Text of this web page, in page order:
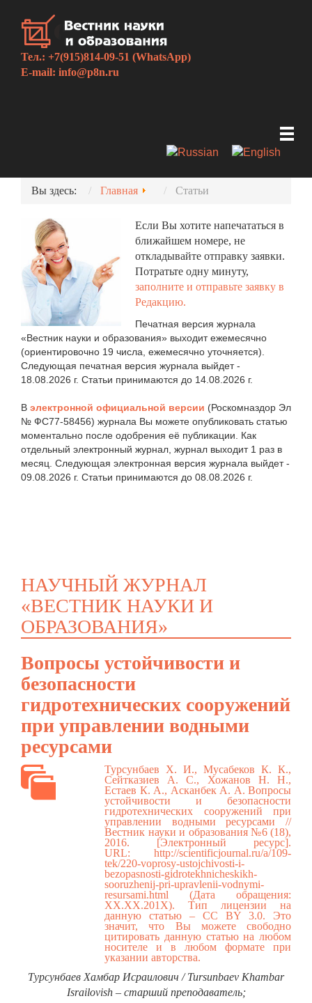
Тел.: +7(915)814-09-51 (WhatsApp)
E-mail: info@p8n.ru
Вы здесь: Главная Статьи
Если Вы хотите напечататься в
ближайшем номере, не
откладывайте отправку заявки.
Потратьте одну минуту,
заполните и отправьте заявку в
Редакцию.
Печатная версия журнала
«Вестник науки и образования» выходит ежемесячно
(ориентировочно 19 числа, ежемесячно уточняется).
Следующая печатная версия журнала выйдет -
18.08.2026 г. Статьи принимаются до 14.08.2026 г.
В электронной официальной версии (Роскомназдор Эл
№ ФС77-58456) журнала Вы можете опубликовать статью
моментально после одобрения её публикации. Как
отдельный электронный журнал, журнал выходит 1 раз в
месяц. Следующая электронная версия журнала выйдет -
09.08.2026 г. Статьи принимаются до 08.08.2026 г.
НАУЧНЫЙ ЖУРНАЛ
«ВЕСТНИК НАУКИ И
ОБРАЗОВАНИЯ»
Вопросы устойчивости и
безопасности
гидротехнических сооружений
при управлении водными
ресурсами
Турсунбаев Х. И., Мусабеков К. К.,
Сейтказиев А. С., Хожанов Н. Н.,
Естаев К. А., Асканбек А. А. Вопросы
устойчивости и безопасности
гидротехнических сооружений при
управлении водными ресурсами //
Вестник науки и образования №6 (18),
2016. [Электронный ресурс].
URL: http://scientificjournal.ru/a/109-
tek/220-voprosy-ustojchivosti-i-
bezopasnosti-gidrotekhnicheskikh-
sooruzhenij-pri-upravlenii-vodnymi-
resursami.html (Дата обращения:
ХХ.ХХ.201Х). Тип лицензии на
данную статью – CC BY 3.0. Это
значит, что Вы можете свободно
цитировать данную статью на любом
носителе и в любом формате при
указании авторства.
Турсунбаев Хамбар Исраилович / Tursunbaev Khambar
Israilovish – старший преподаватель;